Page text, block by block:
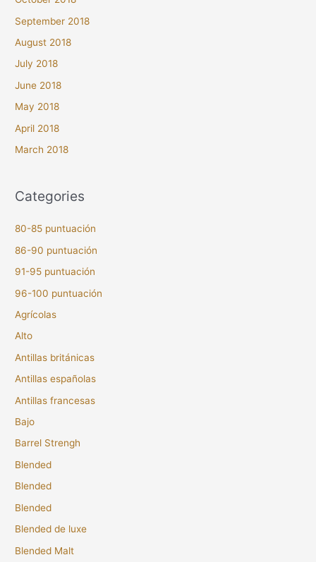
September 2018
August 2018
July 2018
June 2018
May 2018
April 2018
March 2018
Categories
80-85 puntuación
86-90 puntuación
91-95 puntuación
96-100 puntuación
Agrícolas
Alto
Antillas británicas
Antillas españolas
Antillas francesas
Bajo
Barrel Strengh
Blended
Blended
Blended
Blended de luxe
Blended Malt